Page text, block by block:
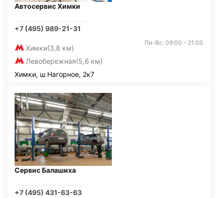
Автосервис Химки
+7 (495) 989-21-31
Химки(3,8 км)
Левобережная(5,6 км)
Пн-Вс: 09:00 - 21:00
Химки, ш Нагорное, 2к7
Сервис Балашиха
+7 (495) 431-63-63